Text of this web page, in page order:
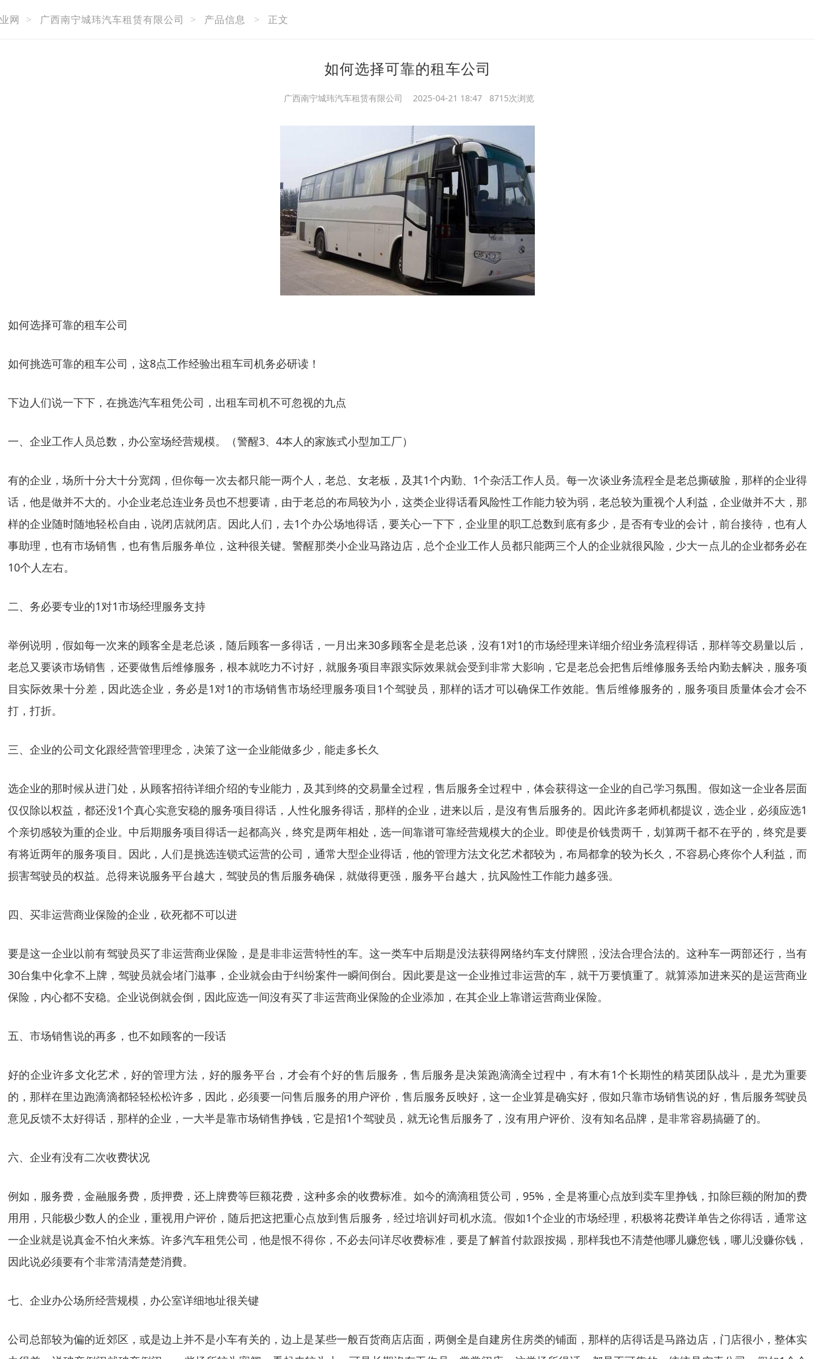
网 > 广西南宁城玮汽车租赁有限公司 > 产品信息 > 正文
如何选择可靠的租车公司
广西南宁城玮汽车租赁有限公司 2025-04-21 18:47 8715次浏览
如何选择可靠的租车公司
如何挑选可靠的租车公司，这8点工作经验出租车司机务必研读！
下边人们说一下下，在挑选汽车租凭公司，出租车司机不可忽视的九点
一、企业工作人员总数，办公室场经营规模。（警醒3、4本人的家族式小型加工厂）
有的企业，场所十分大十分宽阔，但你每一次去都只能一两个人，老总、女老板，及其1个内勤、1个杂活工作人员。每一次谈业务流程全是老总撕破脸，那样的企业得
话，他是做并不大的。小企业老总连业务员也不想要请，由于老总的布局较为小，这类企业得话看风险性工作能力较为弱，老总较为重视个人利益，企业做并不大，那
样的企业随时随地轻松自由，说闭店就闭店。因此人们，去1个办公场地得话，要关心一下下，企业里的职工总数到底有多少，是否有专业的会计，前台接待，也有人
事助理，也有市场销售，也有售后服务单位，这种很关键。警醒那类小企业马路边店，总个企业工作人员都只能两三个人的企业就很风险，少大一点儿的企业都务必在
10个人左右。
二、务必要专业的1对1市场经理服务支持
举例说明，假如每一次来的顾客全是老总谈，随后顾客一多得话，一月出来30多顾客全是老总谈，沒有1对1的市场经理来详细介绍业务流程得话，那样等交易量以后，
老总又要谈市场销售，还要做售后维修服务，根本就吃力不讨好，就服务项目率跟实际效果就会受到非常大影响，它是老总会把售后维修服务丢给内勤去解决，服务项
目实际效果十分差，因此选企业，务必是1对1的市场销售市场经理服务项目1个驾驶员，那样的话才可以确保工作效能。售后维修服务的，服务项目质量体会才会不
打，打折。
三、企业的公司文化跟经营管理理念，决策了这一企业能做多少，能走多长久
选企业的那时候从进门处，从顾客招待详细介绍的专业能力，及其到终的交易量全过程，售后服务全过程中，体会获得这一企业的自己学习氛围。假如这一企业各层面
仅仅除以权益，都还没1个真心实意安稳的服务项目得话，人性化服务得话，那样的企业，进来以后，是沒有售后服务的。因此许多老师机都提议，选企业，必须应选1
个亲切感较为重的企业。中后期服务项目得话一起都高兴，终究是两年相处，选一间靠谱可靠经营规模大的企业。即使是价钱贵两千，划算两千都不在乎的，终究是要
有将近两年的服务项目。因此，人们是挑选连锁式运营的公司，通常大型企业得话，他的管理方法文化艺术都较为，布局都拿的较为长久，不容易心疼你个人利益，而
损害驾驶员的权益。总得来说服务平台越大，驾驶员的售后服务确保，就做得更强，服务平台越大，抗风险性工作能力越多强。
四、买非运营商业保险的企业，砍死都不可以进
要是这一企业以前有驾驶员买了非运营商业保险，是是非非运营特性的车。这一类车中后期是没法获得网络约车支付牌照，没法合理合法的。这种车一两部还行，当有
30台集中化拿不上牌，驾驶员就会堵门滋事，企业就会由于纠纷案件一瞬间倒台。因此要是这一企业推过非运营的车，就干万要慎重了。就算添加进来买的是运营商业
保险，内心都不安稳。企业说倒就会倒，因此应选一间沒有买了非运营商业保险的企业添加，在其企业上靠谱运营商业保险。
五、市场销售说的再多，也不如顾客的一段话
好的企业许多文化艺术，好的管理方法，好的服务平台，才会有个好的售后服务，售后服务是决策跑滴滴全过程中，有木有1个长期性的精英团队战斗，是尤为重要
的，那样在里边跑滴滴都轻轻松松许多，因此，必须要一问售后服务的用户评价，售后服务反映好，这一企业算是确实好，假如只靠市场销售说的好，售后服务驾驶员
意见反馈不太好得话，那样的企业，一大半是靠市场销售挣钱，它是招1个驾驶员，就无论售后服务了，沒有用户评价、沒有知名品牌，是非常容易搞砸了的。
六、企业有没有二次收费状况
例如，服务费，金融服务费，质押费，还上牌费等巨额花费，这种多余的收费标准。如今的滴滴租赁公司，95%，全是将重心点放到卖车里挣钱，扣除巨额的附加的费
用用，只能极少数人的企业，重视用户评价，随后把这把重心点放到售后服务，经过培训好司机水流。假如1个企业的市场经理，积极将花费详单告之你得话，通常这
一企业就是说真金不怕火来炼。许多汽车租凭公司，他是恨不得你，不必去问详尽收费标准，要是了解首付款跟按揭，那样我也不清楚他哪儿赚您钱，哪儿没赚你钱，
因此说必须要有个非常清清楚楚消費。
七、企业办公场所经营规模，办公室详细地址很关键
公司总部较为偏的近郊区，或是边上并不是小车有关的，边上是某些一般百货商店店面，两侧全是自建房住房类的铺面，那样的店得话是马路边店，门店很小，整体实